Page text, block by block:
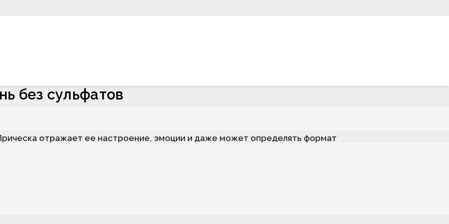
без сульфатов
отражает ее настроение, эмоции и даже может определять формат
вид волос хочется сделать неизменным условием любого дня, будь